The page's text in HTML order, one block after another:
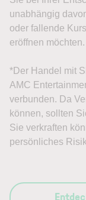
unabhängig
oder fallende
eröffnen möchten.
*Der Handel mit
AMC
verbunden. Da
können, sollten
Sie verkraften
persönliches